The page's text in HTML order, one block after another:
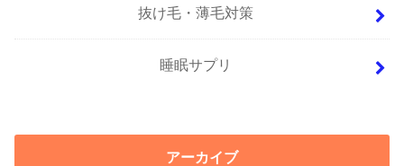
抜け毛・薄毛対策
睡眠サプリ
アーカイブ